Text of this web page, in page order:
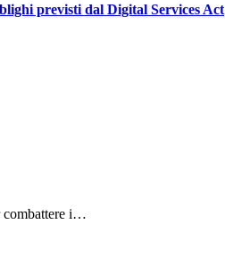
previsti dal Digital Services Act
combattere i…